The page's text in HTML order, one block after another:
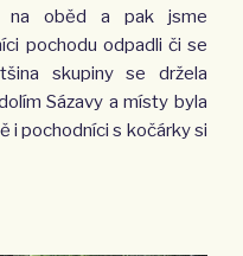
na oběd a pak jsme
pochodu odpadli či se
skupiny se držela
Sázavy a místy byla
i pochodníci s kočárky si